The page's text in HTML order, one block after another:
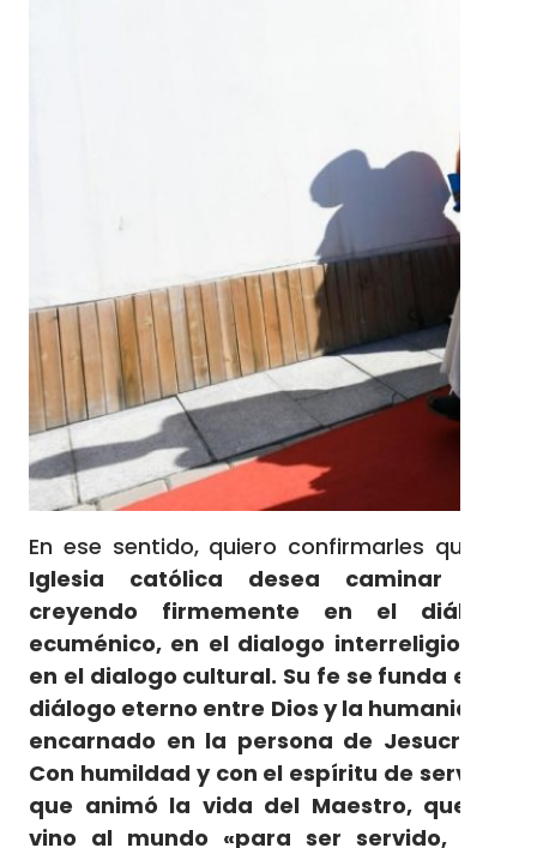
En ese sentido, quiero confirmarles que
Iglesia católica desea caminar así,
creyendo firmemente en el diálogo
ecuménico, en el dialogo interreligioso y
en el dialogo cultural. Su fe se funda en el
diálogo eterno entre Dios y la humanidad,
encarnado en la persona de Jesucristo.
Con humildad y con el espíritu de servicio
que animó la vida del Maestro, que no
vino al mundo «para ser servido, sino